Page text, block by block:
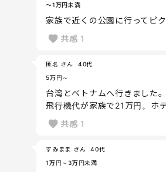
～1万円未満
家族で近くの公園に行ってピ
共感 1
匿名 さん
40代
5万円～
台湾とベトナムへ行きました。
飛行機代が家族で21万円。ホ
共感 1
すみまま さん
40代
1万円～3万円未満